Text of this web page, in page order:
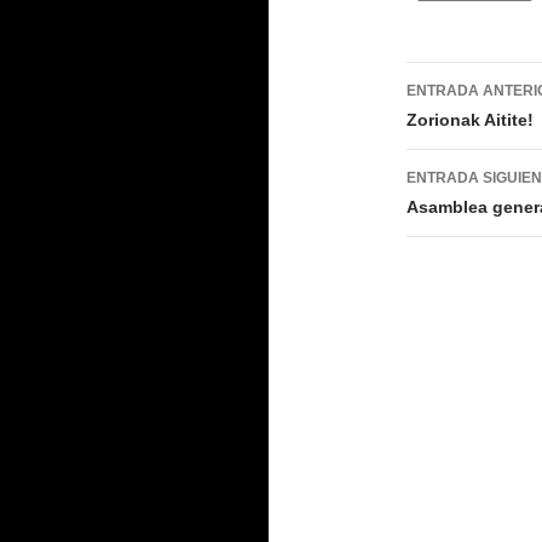
de
entradas
ENTRADA
Zorionak Aitite!
ENTRADA
Asamblea